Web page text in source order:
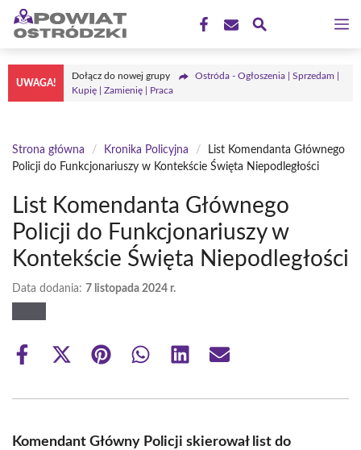
Przejdź
treści
UWAGA!
Dołącz do nowej grupy
Ostróda - Ogłoszenia | Sprzedam |
Kupię | Zamienię | Praca
Strona główna / Kronika Policyjna /
List Komendanta Głównego
Policji do Funkcjonariuszy w Kontekście Święta Niepodległości
List Komendanta Głównego
Policji do Funkcjonariuszy w
Kontekście Święta Niepodległości
Data dodania: 7 listopada 2024 r.
Share
Share
(Twitter)
Share Share Share Share
Komendant Główny Policji skierował list do